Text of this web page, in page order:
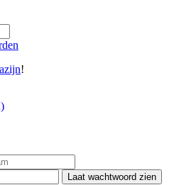
!
Laat wachtwoord zien